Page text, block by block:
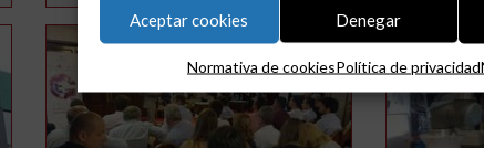
Aceptar cookies Denegar
Normativa de cookiesPolítica de privacidad